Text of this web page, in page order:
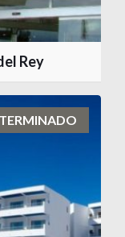
Rey
TERMINADO